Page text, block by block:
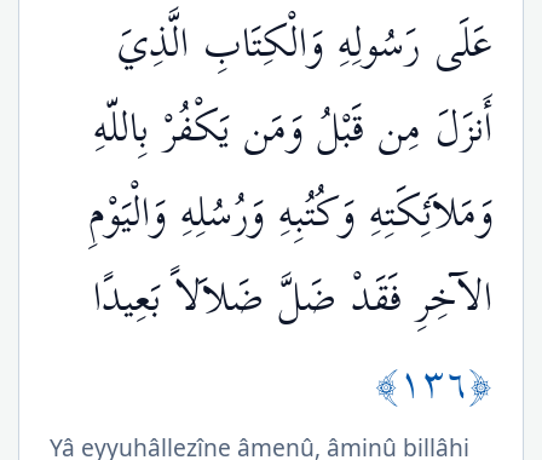
عَلَى رَسُولِهِ وَالْكِتَابِ الَّذِيَ
أَنزَلَ مِن قَبْلُ وَمَن يَكْفُرْ بِاللّهِ
وَمَلاَئِكَتِهِ وَكُتُبِهِ وَرُسُلِهِ وَالْيَوْمِ
الآخِرِ فَقَدْ ضَلَّ ضَلاَلاً بَعِيدًا
﴿١٣٦﴾
Yâ eyyuhâllezîne âmenû, âminû billâhi